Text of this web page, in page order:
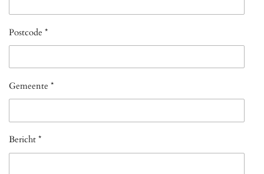
Postcode *
Gemeente *
Bericht *